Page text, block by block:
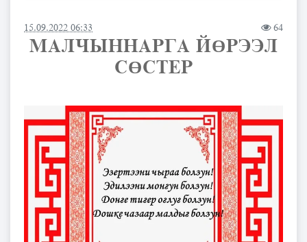
15.09.2022 06:33 64
МАЛЧЫННАРГА ЙӨРЭЭЛ
СӨСТЕР